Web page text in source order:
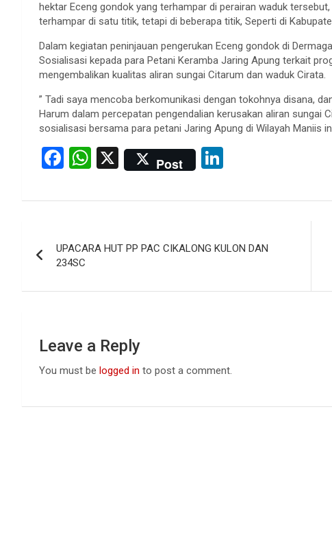
hektar Eceng gondok yang terhampar di perairan waduk
terhampar di satu titik, tetapi di beberapa titik, Seperti di
Dalam kegiatan peninjauan pengerukan Eceng gondok di
Sosialisasi kepada para Petani Keramba Jaring Apung terkait
mengembalikan kualitas aliran sungai Citarum dan waduk Cirata.
” Tadi saya mencoba berkomunikasi dengan tokohnya disana,
Harum dalam percepatan pengendalian kerusakan aliran sungai
sosialisasi bersama para petani Jaring Apung di Wilayah Maniis
F
ce
o
o
k
W
at
A
p
X Post
ke
n
navigation
UPACARA HUT PP PAC CIKALONG KULON DAN
234SC
Leave a Reply
You must be logged in to post a comment.